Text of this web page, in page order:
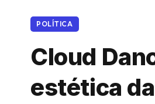
POLÍTICA
Cloud
estética